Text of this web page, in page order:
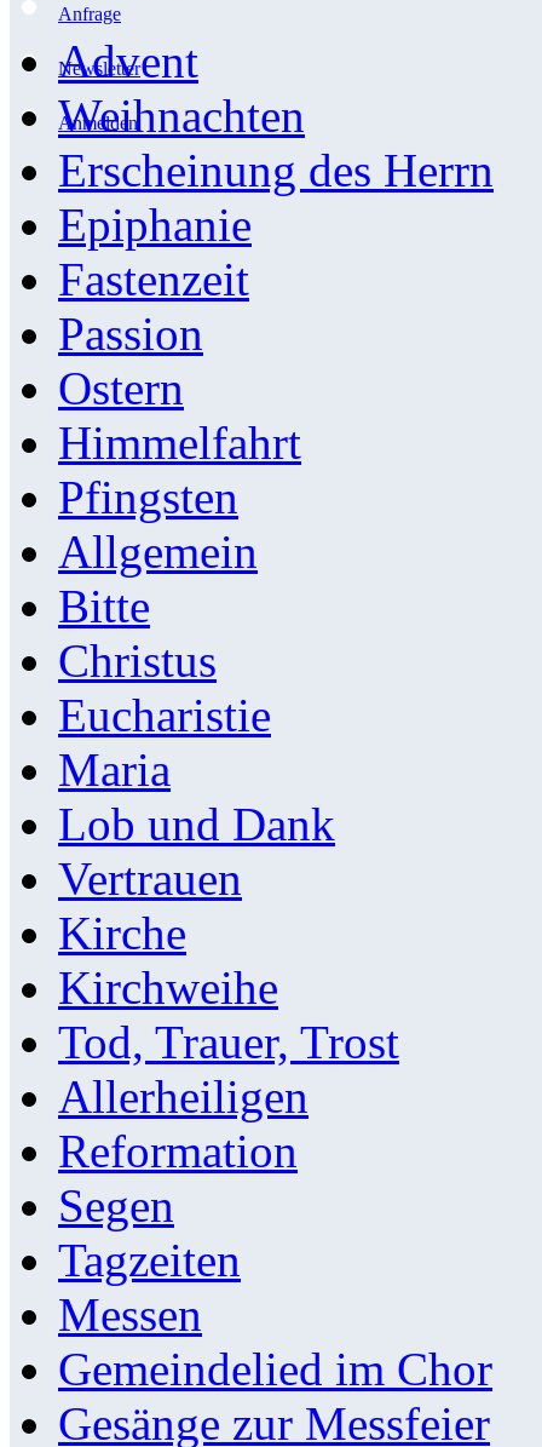
Anfrage
Newsletter
Anmelden
Advent
Weihnachten
Erscheinung des Herrn
Epiphanie
Fastenzeit
Passion
Ostern
Himmelfahrt
Pfingsten
Allgemein
Bitte
Christus
Eucharistie
Maria
Lob und Dank
Vertrauen
Kirche
Kirchweihe
Tod, Trauer, Trost
Allerheiligen
Reformation
Segen
Tagzeiten
Messen
Gemeindelied im Chor
Gesänge zur Messfeier